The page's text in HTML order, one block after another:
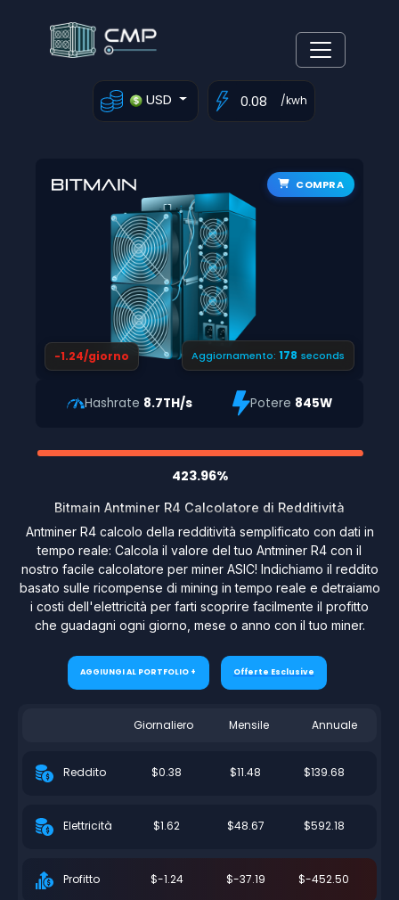
USD /kwh
COMPRA
-1.24/giorno Aggiornamento: 177 seconds
Hashrate 8.7TH/s Potere 845W
423.96%
Bitmain Antminer R4 Calcolatore di Redditività
Antminer R4 calcolo della redditività semplificato con dati in
tempo reale: Calcola il valore del tuo Antminer R4 con il
nostro facile calcolatore per miner ASIC! Indichiamo il reddito
basato sulle ricompense di mining in tempo reale e detraiamo
i costi dell'elettricità per farti scoprire facilmente il profitto
che guadagni ogni giorno, mese o anno con il tuo miner.
AGGIUNGI AL PORTFOLIO + Offerte Esclusive
Giornaliero Mensile Annuale
Reddito $0.38 $11.48 $139.68
Elettricità $1.62 $48.67 $592.18
Profitto $-1.24 $-37.19 $-452.50